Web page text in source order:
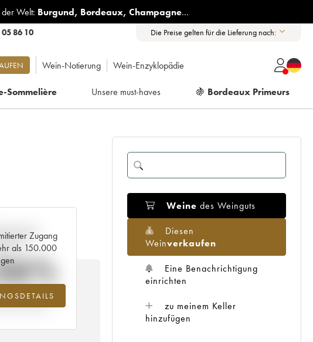
Welt: Burgund, Bordeaux, Champagne...
86 10 Die Preise gelten für die Lieferung nach:
Wein-Notierung Wein-Enzyklopädie
Sommelière Unsere must-haves 🍇 Bordeaux Primeurs
Zugang
als 150.000
der
2020 im Jahr
Jahr 2025
Weine des Weinguts
Diesen
Weinverkaufen
Eine Benachrichtigung
einrichten
zu meinem Keller
hinzufügen